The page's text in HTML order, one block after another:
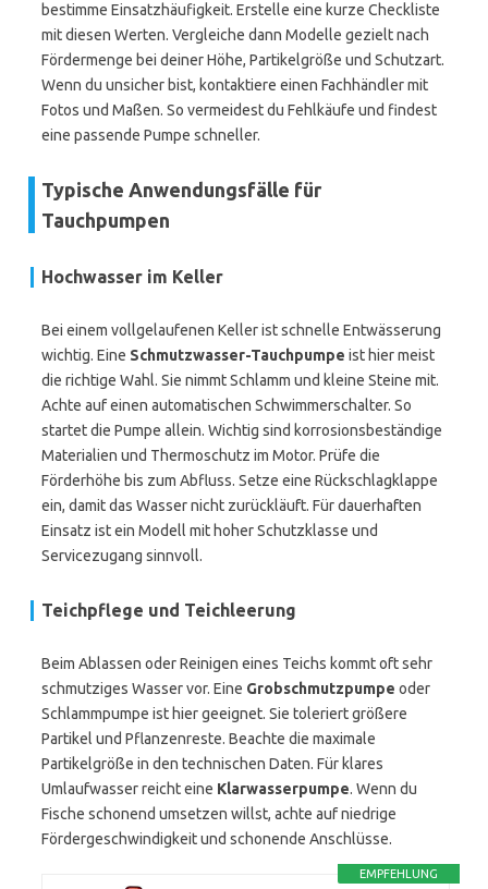
bestimme Einsatzhäufigkeit. Erstelle eine kurze Checkliste
mit diesen Werten. Vergleiche dann Modelle gezielt nach
Fördermenge bei deiner Höhe, Partikelgröße und Schutzart.
Wenn du unsicher bist, kontaktiere einen Fachhändler mit
Fotos und Maßen. So vermeidest du Fehlkäufe und findest
eine passende Pumpe schneller.
Typische Anwendungsfälle für
Tauchpumpen
Hochwasser im Keller
Bei einem vollgelaufenen Keller ist schnelle Entwässerung
wichtig. Eine Schmutzwasser-Tauchpumpe ist hier meist
die richtige Wahl. Sie nimmt Schlamm und kleine Steine mit.
Achte auf einen automatischen Schwimmerschalter. So
startet die Pumpe allein. Wichtig sind korrosionsbeständige
Materialien und Thermoschutz im Motor. Prüfe die
Förderhöhe bis zum Abfluss. Setze eine Rückschlagklappe
ein, damit das Wasser nicht zurückläuft. Für dauerhaften
Einsatz ist ein Modell mit hoher Schutzklasse und
Servicezugang sinnvoll.
Teichpflege und Teichleerung
Beim Ablassen oder Reinigen eines Teichs kommt oft sehr
schmutziges Wasser vor. Eine Grobschmutzpumpe oder
Schlammpumpe ist hier geeignet. Sie toleriert größere
Partikel und Pflanzenreste. Beachte die maximale
Partikelgröße in den technischen Daten. Für klares
Umlaufwasser reicht eine Klarwasserpumpe. Wenn du
Fische schonend umsetzen willst, achte auf niedrige
Fördergeschwindigkeit und schonende Anschlüsse.
EMPFEHLUNG